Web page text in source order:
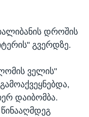
დროშის
გვერდზე.
ველის"
დაიბომბა.